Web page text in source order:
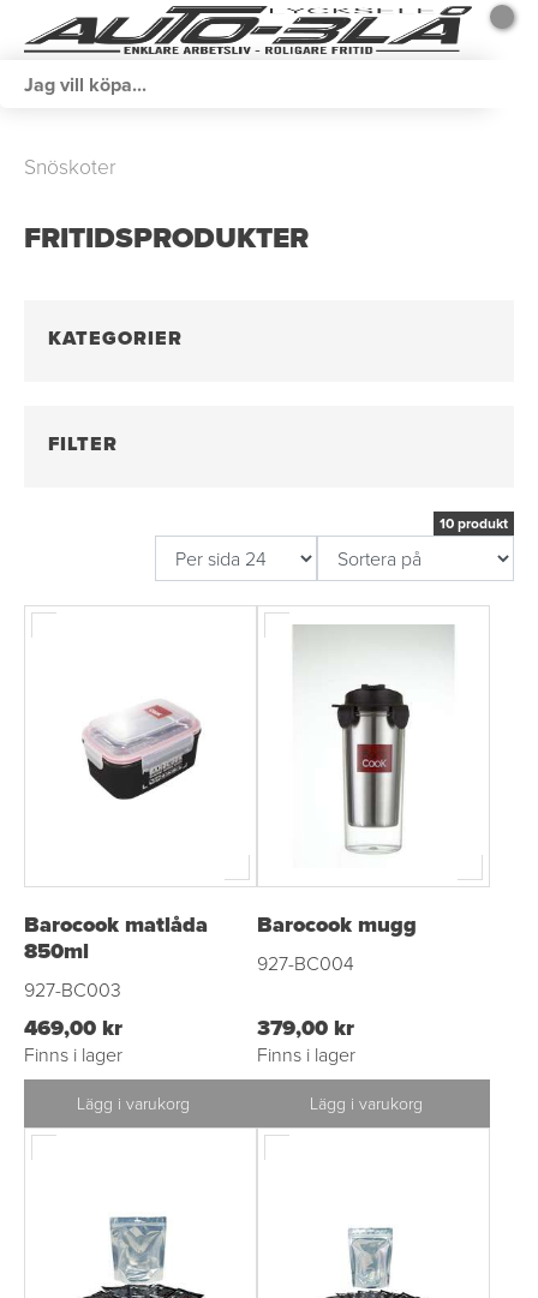
Snöskoter
FRITIDSPRODUKTER
KATEGORIER
FILTER
10 produkt
Barocook matlåda
850ml
927-BC003
469,00 kr
Finns i lager
Lägg i varukorg
Barocook mugg
927-BC004
379,00 kr
Finns i lager
Lägg i varukorg